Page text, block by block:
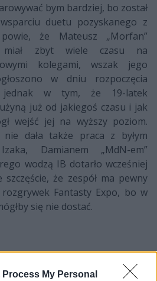
Process My Personal
bym bardziej, bo został
duetu pozyskanego z
że Mateusz „Morfan”
miał zbyt wiele czasu na
kolegami, wszak jego
w dniu rozpoczęcia
jednak w tym, że 19-latek
już od jakiegoś czasu i jak
wejść jej na wyższy poziom.
dała także praca z byłym
Damianem „MdN-em”
wodzą IB dotarło wcześniej
szczęście, że zespół ma pewny
Fantasty Expo, bo w
się nie dostać.